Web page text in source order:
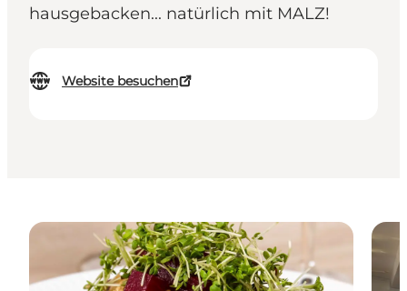
hausgebacken... natürlich mit MALZ!
Website besuchen